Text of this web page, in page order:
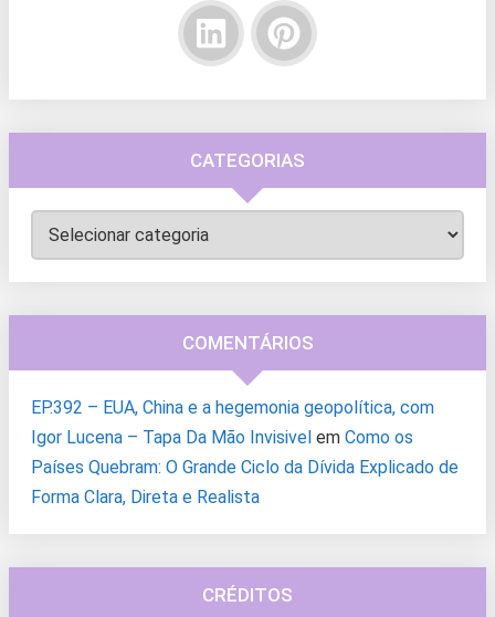
CATEGORIAS
Categorias
COMENTÁRIOS
EP.392 – EUA, China e a hegemonia geopolítica, com
Igor Lucena – Tapa Da Mão Invisivel em Como os
Países Quebram: O Grande Ciclo da Dívida Explicado de
Forma Clara, Direta e Realista
CRÉDITOS